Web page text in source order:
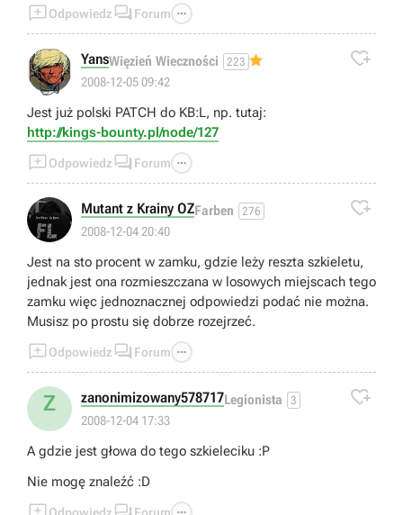
Odpowiedz  Forum 
👍
YansWięzień Wieczności 223
2008-12-05 09:42

Jest już polski PATCH do KB:L, np. tutaj:
http://kings-bounty.pl/node/127
Odpowiedz  Forum 
Mutant z Krainy OZFarben 276
2008-12-04 20:40

Jest na sto procent w zamku, gdzie leży reszta szkieletu,
jednak jest ona rozmieszczana w losowych miejscach tego
zamku więc jednoznacznej odpowiedzi podać nie można.
Musisz po prostu się dobrze rozejrzeć.
Odpowiedz  Forum 
Z zanonimizowany578717Legionista 3
2008-12-04 17:33

A gdzie jest głowa do tego szkieleciku :P
Nie mogę znaleźć :D